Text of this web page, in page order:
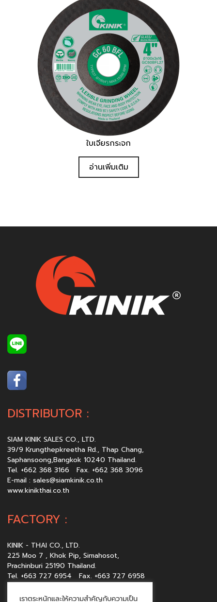
ใบเจียรกระจก
อ่านเพิ่มเติม
DISTRIBUTOR :
SIAM KINIK SALES CO., LTD.
39/9 Krungthepkreetha Rd., Thap Chang,
Saphansoong,Bangkok 10240 Thailand.
Tel. +662 368 3166 Fax. +662 368 3096
E-mail : sales@siamkinik.co.th
www.kinikthai.co.th
FACTORY :
KINIK - THAI CO., LTD.
225 Moo 7 , Khok Pip, Simahosot,
Prachinburi 25190 Thailand.
Tel. +663 727 6954 Fax. +663 727 6958
www.kinikthai.co.th
เราตระหนักและให้ความสำคัญกับความเป็น